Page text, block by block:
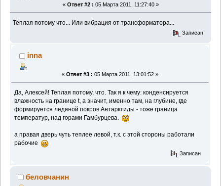
« Ответ #2 : 05 Марта 2011, 11:27:40 »
Теплая потому что... Или вибрация от трансформатора...
Записан
inna
« Ответ #3 : 05 Марта 2011, 13:01:52 »
Да, Алексей! Теплая потому, что. Так я к чему: конденсируется
влажность на границе t, а значит, именно там, на глубине, где
формируется ледяной покров Антарктиды - тоже граница
температур, над горами Гамбурцева.
а правая дверь чуть теплее левой, т.к. с этой стороны работали
рабочие
Записан
беловчанин